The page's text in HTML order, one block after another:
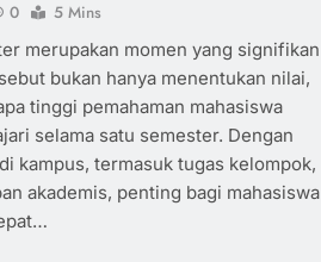
0
5 Mins
merupakan momen yang signifikan
bukan hanya menentukan nilai,
tinggi pemahaman mahasiswa
selama satu semester. Dengan
kampus, termasuk tugas kelompok,
akademis, penting bagi mahasiswa